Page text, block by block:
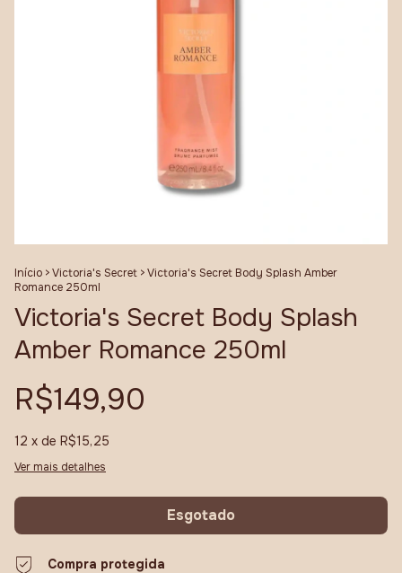
Início >Victoria's Secret >Victoria's Secret Body Splash Amber
Romance 250ml
Victoria's Secret Body Splash
Amber Romance 250ml
R$149,90
12 x de R$15,25
Ver mais detalhes
Compra protegida